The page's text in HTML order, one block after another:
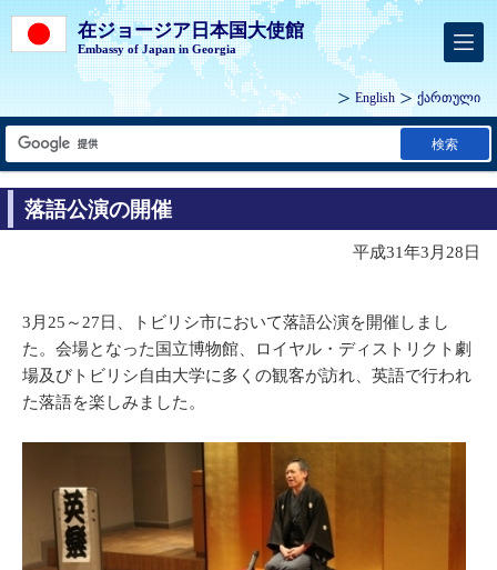
在ジョージア日本国大使館
Embassy of Japan in Georgia
English ქართული
検索
落語公演の開催
平成31年3月28日
3月25～27日、トビリシ市において落語公演を開催しまし
た。会場となった国立博物館、ロイヤル・ディストリクト劇
場及びトビリシ自由大学に多くの観客が訪れ、英語で行われ
た落語を楽しみました。